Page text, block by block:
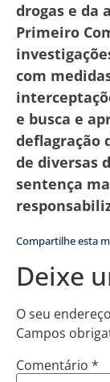
drogas e da
Primeiro
com
e busca e
deflagração
de diversas
sentença
Compartilhe esta
Deixe
O seu
Campos
Comentário *